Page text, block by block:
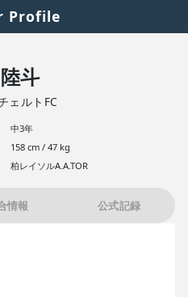
Profile
斗
ェルトFC
中3年
158 cm / 47 kg
柏レイソルA.A.TOR
情報 公式記録